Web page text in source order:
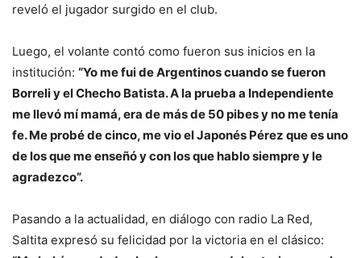
reveló el jugador surgido en el club.
Luego, el volante contó como fueron sus inicios en la
institución: “Yo me fui de Argentinos cuando se fueron
Borreli y el Checho Batista. A la prueba a Independiente
me llevó mí mamá, era de más de 50 pibes y no me tenía
fe. Me probé de cinco, me vio el Japonés Pérez que es uno
de los que me enseñó y con los que hablo siempre y le
agradezco”.
Pasando a la actualidad, en diálogo con radio La Red,
Saltita expresó su felicidad por la victoria en el clásico: